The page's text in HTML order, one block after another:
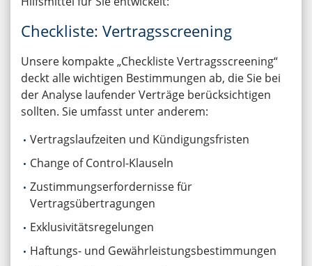
Checkliste: Vertragsscreening
Unsere kompakte „Checkliste Vertragsscreening“
deckt alle wichtigen Bestimmungen ab, die Sie bei
der Analyse laufender Verträge berücksichtigen
sollten. Sie umfasst unter anderem:
Vertragslaufzeiten und Kündigungsfristen
Change of Control-Klauseln
Zustimmungserfordernisse für
Vertragsübertragungen
Exklusivitätsregelungen
Haftungs- und Gewährleistungsbestimmungen